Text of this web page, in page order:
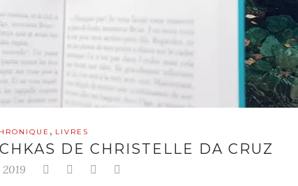
, LIVRES
DE CHRISTELLE DA CRUZ